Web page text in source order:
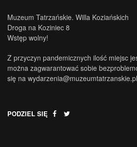
Muzeum Tatrzańskie. Willa Koziańskich
Droga na Koziniec 8
Wstęp wolny!
Z przyczyn pandemicznych ilość miejsc
można zagwarantować sobie
się na wydarzenia@muzeumtatrzanskie.pl
PODZIEL SIĘ